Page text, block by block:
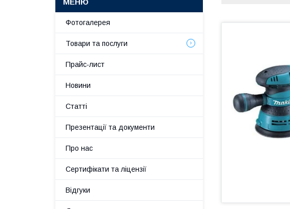
Фотогалерея
Товари та послуги
Прайс-лист
Новини
Статті
Презентації та документи
Про нас
Сертифікати та ліцензії
Відгуки